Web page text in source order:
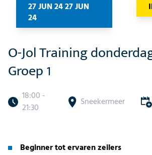
27 JUN 24 27 JUN
24
O-Jol Training
Groep 1
18:00 -
21:30
Sneekermeer
Beginner tot ervaren zeilers